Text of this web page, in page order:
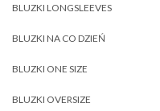
BLUZKI LONGSLEEVES
BLUZKI NA CO DZIEŃ
BLUZKI ONE SIZE
BLUZKI OVERSIZE